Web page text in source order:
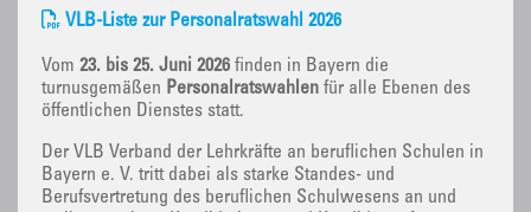
VLB-Liste zur Personalratswahl 2026
Vom 23. bis 25. Juni 2026 finden in Bayern die
turnusgemäßen Personalratswahlen für alle Ebenen des
öffentlichen Dienstes statt.
Der VLB Verband der Lehrkräfte an beruflichen Schulen in
Bayern e. V. tritt dabei als starke Standes- und
Berufsvertretung des beruflichen Schulwesens an und